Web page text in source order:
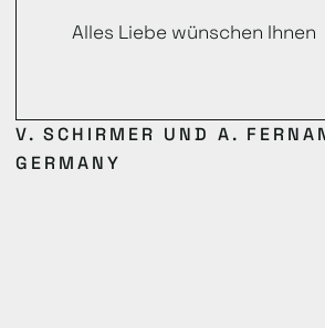
Alles Liebe wünschen Ihnen
V. SCHIRMER UND A.
GERMANY